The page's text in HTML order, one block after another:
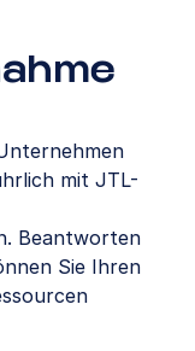
mit JTL-
Beantworten
Sie Ihren